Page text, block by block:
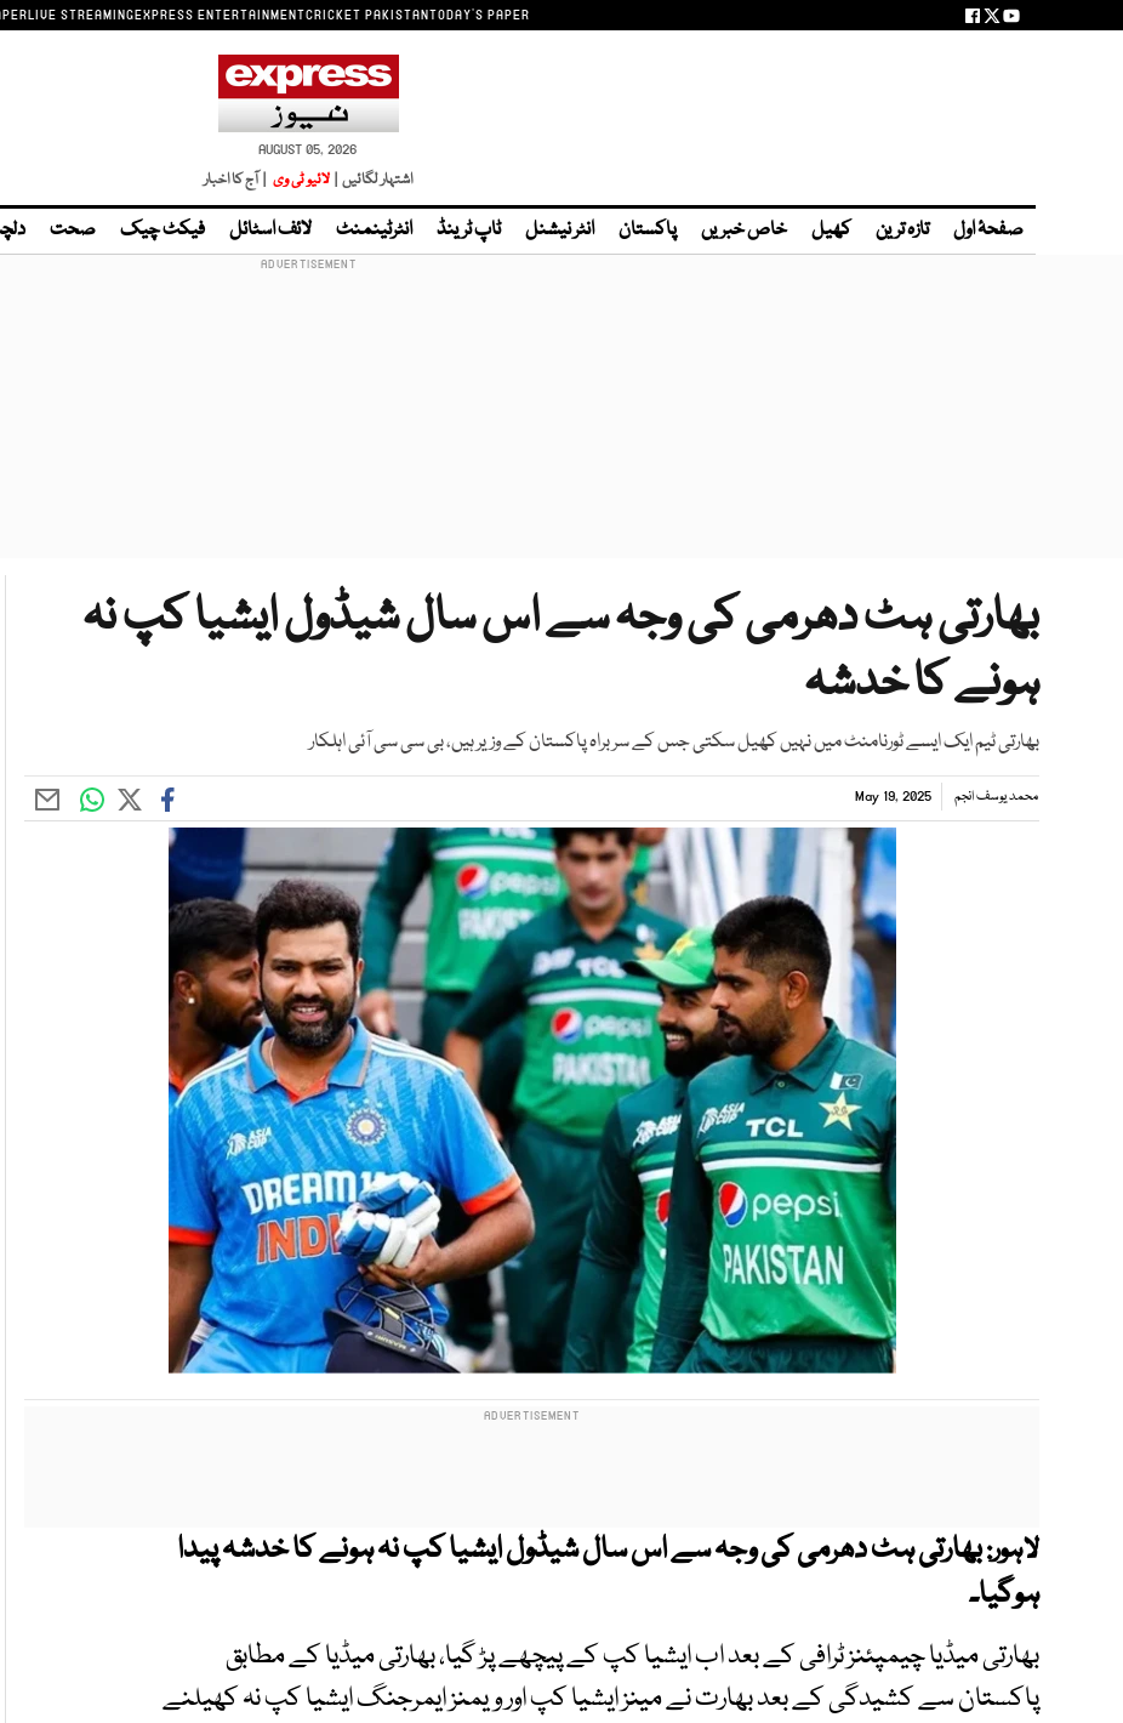
LIVE STREAMINGEXPRESS ENTERTAINMENTCRICKET PAKISTANTODAY'S PAPER
AUGUST 05, 2026
اشتہار لگائیں | لائیو ٹی وی | آج کا اخبار
صفحۂ اول تازہ ترین کھیل خاص خبریں پاکستان انٹر نیشنل ٹاپ ٹرینڈ انٹرٹینمنٹ لائف اسٹائل فیکٹ چیک صحت
بھارتی ہٹ دھرمی کی وجہ سے اس سال شیڈول ایشیا کپ نہ
ہونے کا خدشہ
بھارتی ٹیم ایک ایسے ٹورنامنٹ میں نہیں کھیل سکتی جس کے سربراہ پاکستان کے وزیر ہیں، بی سی سی آئی اہلکار
محمد یوسف انجم May 19, 2025
لاہور:بھارتی ہٹ دھرمی کی وجہ سے اس سال شیڈول ایشیا کپ نہ ہونے کا خدشہ پیدا
ہوگیا۔
بھارتی میڈیا چیمپئنز ٹرافی کے بعد اب ایشیا کپ کے پیچھے پڑ گیا، بھارتی میڈیا کے مطابق
پاکستان سے کشیدگی کے بعد بھارت نے مینز ایشیا کپ اور ویمنز ایمرجنگ ایشیا کپ نہ کھیلنے